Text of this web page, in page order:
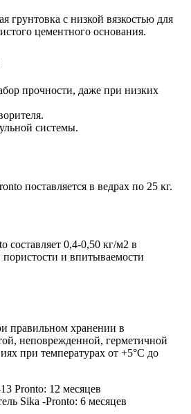
грунтовка с низкой вязкостью для
цементного основания.
прочности, даже при низких
системы.
поставляется в ведрах по 25 кг.
составляет 0,4-0,50 кг/м2 в
пористости и впитываемости
правильном хранении в
неповрежденной, герметичной
при температурах от +5°C до
Pronto: 12 месяцев
Sika -Pronto: 6 месяцев